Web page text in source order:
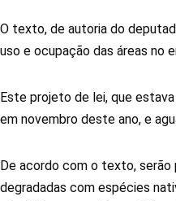
O texto, de autoria do
uso e ocupação das áreas no
Este projeto de lei, que
em novembro deste ano, e
De acordo com o texto, serão
degradadas com espécies